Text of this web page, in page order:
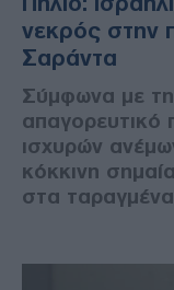
νεκρός στην
Σαράντα
Σύμφωνα με
απαγορευτικό
ισχυρών
κόκκινη
στα